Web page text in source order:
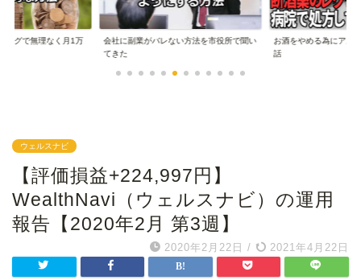
ログで無理なく月1万
会社に副業がバレない方法を市役所で聞い
てきた
お酒をやめる為にアル
話
ウェルスナビ
【評価損益+224,997円】
WealthNavi（ウェルスナビ）の運用
報告【2020年2月 第3週】
2020年2月22日 / 2021年4月22日